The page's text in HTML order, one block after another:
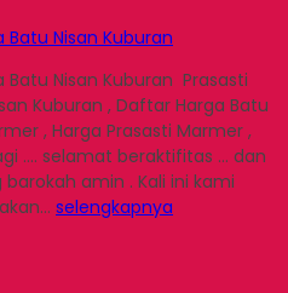
Batu Nisan Kuburan
Batu Nisan Kuburan Prasasti
Kuburan , Daftar Harga Batu
, Harga Prasasti Marmer ,
…. selamat beraktifitas … dan
amin . Kali ini kami
selengkapnya